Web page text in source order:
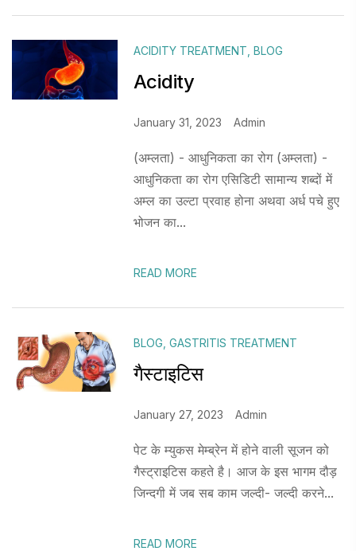
ACIDITY TREATMENT BLOG
Acidity
January 31, 2023 Admin
(अम्लता) - आधुनिकता का रोग (अम्लता) -
आधुनिकता का रोग एसिडिटी सामान्य शब्दों में
अम्ल का उल्टा प्रवाह होना अथवा अर्ध पचे हुए
भोजन का...
READ MORE
BLOG GASTRITIS TREATMENT
गैस्टाइटिस
January 27, 2023 Admin
पेट के म्युकस मेम्ब्रेन में होने वाली सूजन को
गैस्ट्राइटिस कहते है। आज के इस भागम दौड़
जिन्दगी में जब सब काम जल्दी- जल्दी करने...
READ MORE